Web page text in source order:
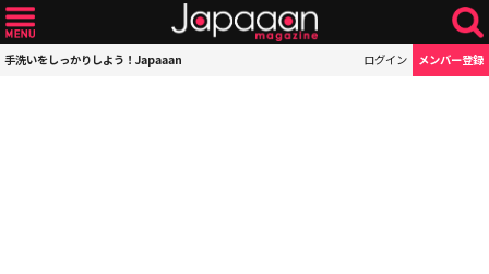
手洗いをしっかりしよう！Japaaan ログイン メンバー登録